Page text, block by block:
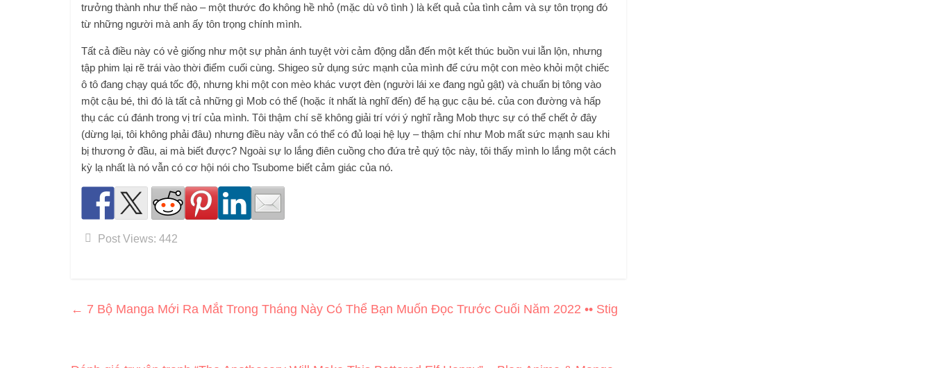
trưởng thành như thế nào – một thước đo không hề nhỏ (mặc dù vô tình ) là kết quả của tình cảm và sự tôn trọng đó
từ những người mà anh ấy tôn trọng chính mình.
Tất cả điều này có vẻ giống như một sự phản ánh tuyệt vời cảm động dẫn đến một kết thúc buồn vui lẫn lộn, nhưng
tập phim lại rẽ trái vào thời điểm cuối cùng. Shigeo sử dụng sức mạnh của mình để cứu một con mèo khỏi một chiếc
ô tô đang chạy quá tốc độ, nhưng khi một con mèo khác vượt đèn (người lái xe đang ngủ gật) và chuẩn bị tông vào
một cậu bé, thì đó là tất cả những gì Mob có thể (hoặc ít nhất là nghĩ đến) để hạ gục cậu bé. của con đường và hấp
thụ các cú đánh trong vị trí của mình. Tôi thậm chí sẽ không giải trí với ý nghĩ rằng Mob thực sự có thể chết ở đây
(dừng lại, tôi không phải đâu) nhưng điều này vẫn có thể có đủ loại hệ lụy – thậm chí như Mob mất sức mạnh sau khi
bị thương ở đầu, ai mà biết được? Ngoài sự lo lắng điên cuồng cho đứa trẻ quý tộc này, tôi thấy mình lo lắng một cách
kỳ lạ nhất là nó vẫn có cơ hội nói cho Tsubome biết cảm giác của nó.
Post Views: 442
← 7 Bộ Manga Mới Ra Mắt Trong Tháng Này Có Thể Bạn Muốn Đọc Trước Cuối Năm 2022 •• Stig